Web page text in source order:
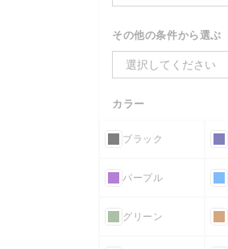
その他の条件から選ぶ
選択してください
カラー
ブラック
パープル
グリーン